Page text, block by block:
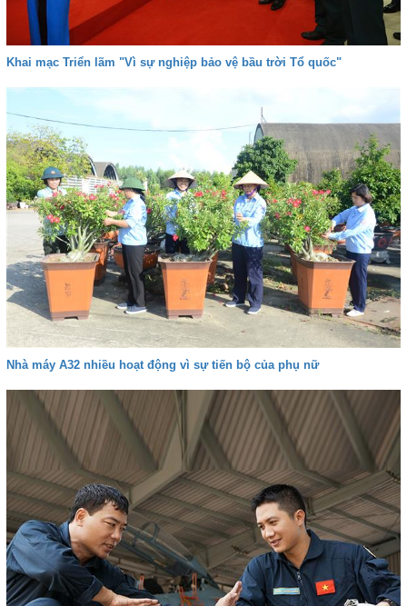
Khai mạc Triển lãm "Vì sự nghiệp bảo vệ bầu trời Tổ quốc"
Nhà máy A32 nhiều hoạt động vì sự tiến bộ của phụ nữ